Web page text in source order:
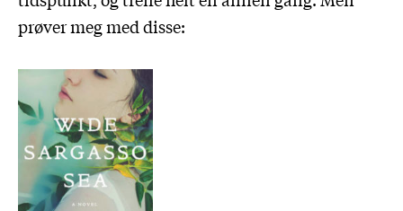
prøver meg med disse: